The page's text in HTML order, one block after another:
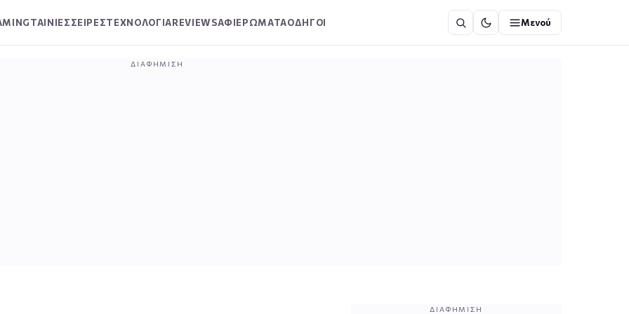
ΤΑΙΝΙΕΣΣΕΙΡΕΣΤΕΧΝΟΛΟΓΙΑREVIEWSΑΦΙΕΡΩΜΑΤΑΟΔΗΓΟΙ Μενού
ΔΙΑΦΉΜΙΣΗ
ΔΙΑΦΉΜΙΣΗ